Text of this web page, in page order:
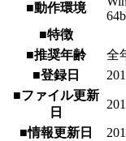
■動作環境
■特徴
■推奨年齢
全
■登録日
■ファイル更新
日
■情報更新日